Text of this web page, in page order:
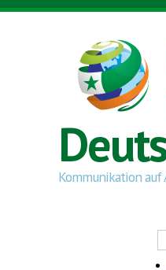
Direkt zum Inhalt
Kommunikation auf